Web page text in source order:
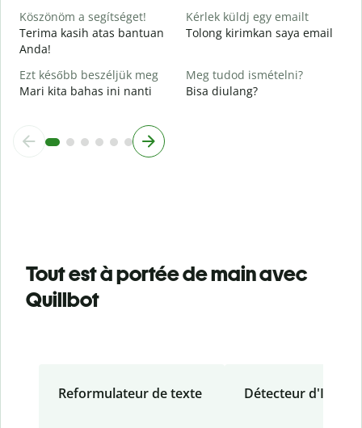
Köszönöm a segítséget!
Terima kasih atas bantuan
Anda!
Kérlek küldj egy emailt
Tolong kirimkan saya email
Ezt később beszéljük meg
Mari kita bahas ini nanti
Meg tudod ismételni?
Bisa diulang?
Tout est à portée de main avec
Quillbot
Reformulateur de texte Détecteur d'IA